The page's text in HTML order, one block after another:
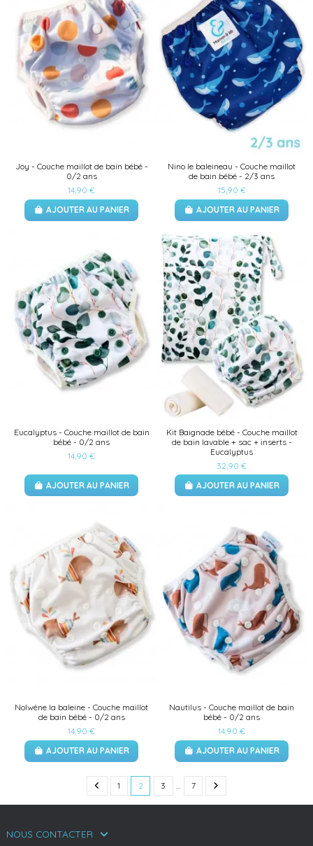
(1 avis)
Joy - Couche maillot de bain bébé -
0/2 ans
14,90 €
AJOUTER AU PANIER
Nino le baleineau - Couche maillot
de bain bébé - 2/3 ans
15,90 €
AJOUTER AU PANIER
Eucalyptus - Couche maillot de bain
bébé - 0/2 ans
14,90 €
AJOUTER AU PANIER
Kit Baignade bébé - Couche maillot
de bain lavable + sac + inserts -
Eucalyptus
32,90 €
AJOUTER AU PANIER
Nolwène la baleine - Couche maillot
de bain bébé - 0/2 ans
14,90 €
AJOUTER AU PANIER
Nautilus - Couche maillot de bain
bébé - 0/2 ans
14,90 €
AJOUTER AU PANIER
1 2 3 … 7
NOUS CONTACTER